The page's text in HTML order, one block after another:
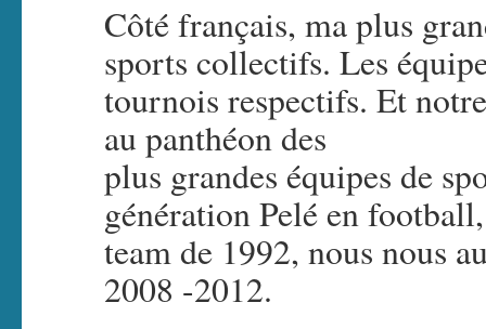
Côté français, ma plus
sports collectifs. Les
tournois respectifs. Et
au panthéon des
plus grandes équipes de
génération Pelé en
team de 1992, nous nous
2008 -2012.